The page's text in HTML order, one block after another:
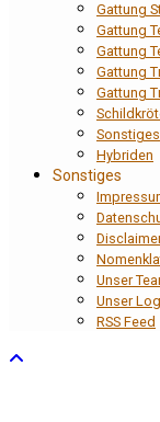
Gattung
Gattung
Gattung
Gattung
Gattung
Sonstiges
Hybriden
Sonstiges
Unser
Unser
RSS Feed